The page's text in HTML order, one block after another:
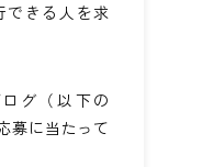
できる人を求
グ（以下の
募に当たって